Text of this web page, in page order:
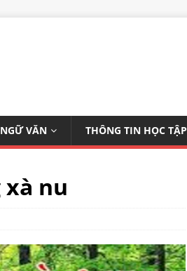
VĂN THÔNG TIN HỌC TẬP
nu